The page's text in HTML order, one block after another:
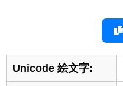
Unicode 絵文字: